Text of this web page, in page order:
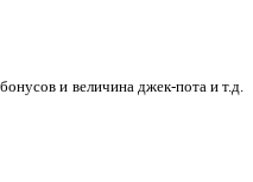
и величина джек-пота и т.д.